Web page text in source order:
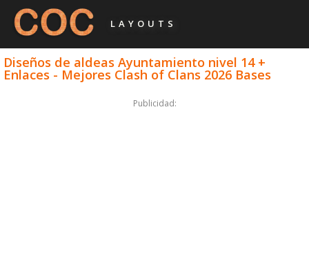
LAYOUTS
Diseños de aldeas Ayuntamiento nivel 14 +
Enlaces - Mejores Clash of Clans 2026 Bases
Publicidad: